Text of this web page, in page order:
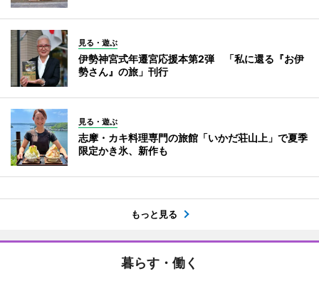
見る・遊ぶ
伊勢神宮式年遷宮応援本第2弾 「私に還る『お伊
勢さん』の旅」刊行
見る・遊ぶ
志摩・カキ料理専門の旅館「いかだ荘山上」で夏季
限定かき氷、新作も
もっと見る
暮らす・働く